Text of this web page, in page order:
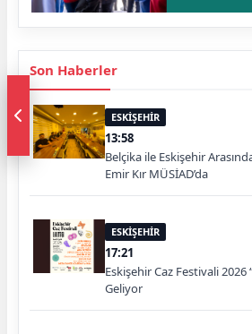
Son Haberler
ESKİŞEHİR
13:58
Belçika ile Eskişehir
Emir Kır MÜSİAD’da
ESKİŞEHİR
17:21
Eskişehir Caz Festivali 2026
Geliyor